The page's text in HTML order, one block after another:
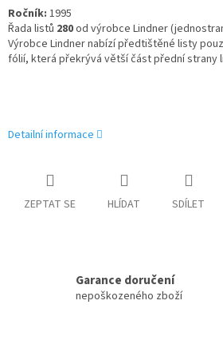
Ročník: 1995
Řada listů 280od výrobce Lindner
Výrobce Lindner nabízí předtištěné listy
fólií, která překrývá větší část přední strany
Detailní informace
ZEPTAT SE HLÍDAT SDÍLET
Garance doručení
nepoškozeného zboží